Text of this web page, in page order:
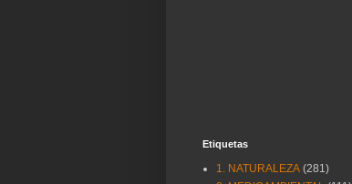
Etiquetas
1. NATURALEZA (281)